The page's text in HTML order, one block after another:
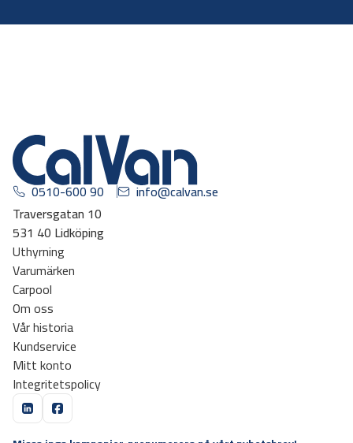
0510-600 90
info@calvan.se
Traversgatan 10
531 40 Lidköping
Uthyrning
Varumärken
Carpool
Om oss
Vår historia
Kundservice
Mitt konto
Integritetspolicy